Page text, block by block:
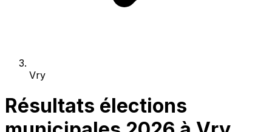
Vry
Résultats élections